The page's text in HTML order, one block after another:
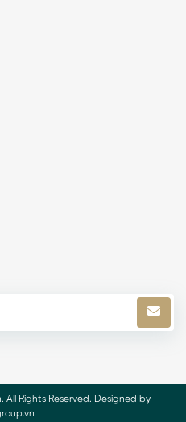
Rights Reserved. Designed by